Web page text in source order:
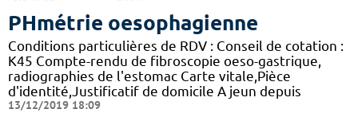
PHmétrie oesophagienne
Conditions particulières de RDV : Conseil de cotation :
K45 Compte-rendu de fibroscopie oeso-gastrique,
radiographies de l'estomac Carte vitale,Pièce
d'identité,Justificatif de domicile A jeun depuis
13/12/2019 18:09